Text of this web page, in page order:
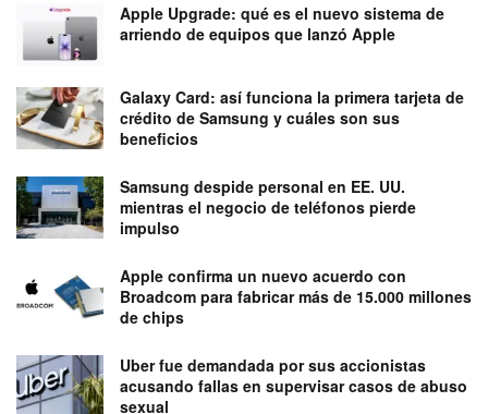
Apple Upgrade: qué es el nuevo sistema de
arriendo de equipos que lanzó Apple
Galaxy Card: así funciona la primera tarjeta de
crédito de Samsung y cuáles son sus
beneficios
Samsung despide personal en EE. UU.
mientras el negocio de teléfonos pierde
impulso
Apple confirma un nuevo acuerdo con
Broadcom para fabricar más de 15.000 millones
de chips
Uber fue demandada por sus accionistas
acusando fallas en supervisar casos de abuso
sexual